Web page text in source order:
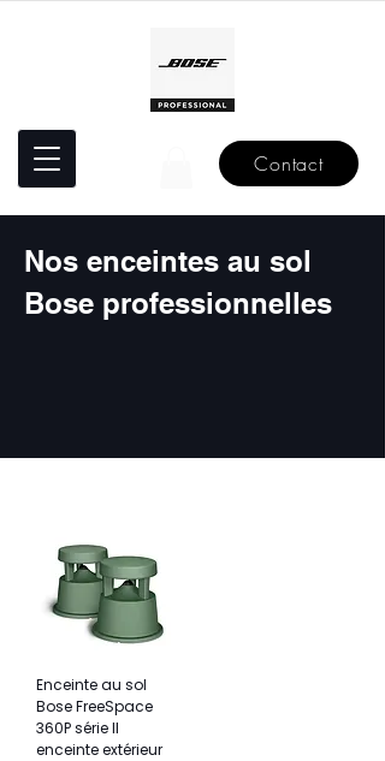
Contact
Nos enceintes au sol
Bose professionnelles
Enceinte au sol
Bose FreeSpace
360P série II
enceinte extérieur